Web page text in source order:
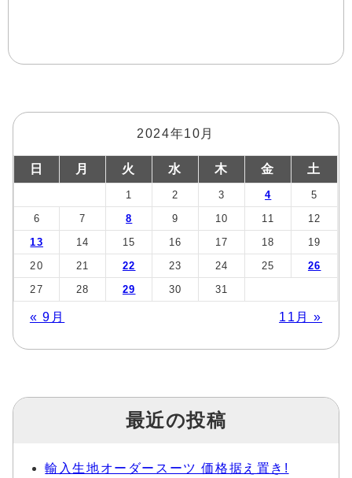
2024年10月
日 月 火 水 木 金 土
1 2 3 4
5
6
7 8 9 10 11
12
13
14 15 16 17 18
19
20
21 22 23 24 25
26
27
28 29 30 31
« 9月 11月 »
最近の投稿
輸入生地オーダースーツ 価格据え置き!